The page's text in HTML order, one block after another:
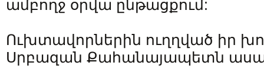
ամբողջ օրվա ընթացքում:
Ուխտավորներին ուղղված իր
Սրբազան Քահանայապետն